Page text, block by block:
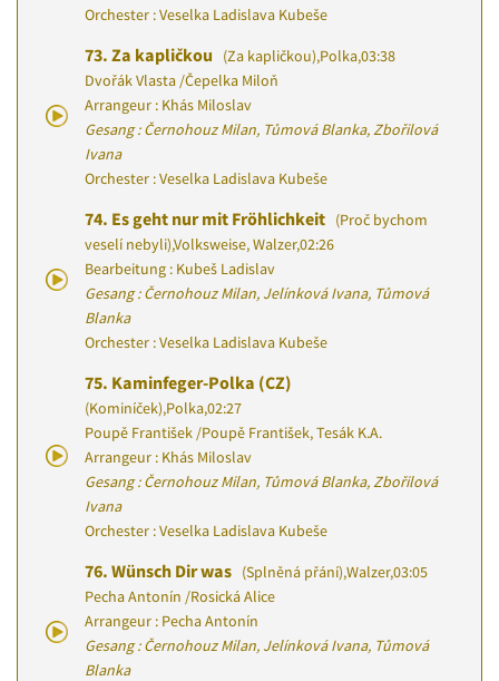
Orchester : Veselka Ladislava Kubeše
73. Za kapličkou (Za kapličkou),Polka,03:38
Dvořák Vlasta /Čepelka Miloň
Arrangeur : Khás Miloslav
Gesang : Černohouz Milan, Tůmová Blanka, Zbořilová
Ivana
Orchester : Veselka Ladislava Kubeše
74. Es geht nur mit Fröhlichkeit (Proč bychom
veselí nebyli),Volksweise, Walzer,02:26
Bearbeitung : Kubeš Ladislav
Gesang : Černohouz Milan, Jelínková Ivana, Tůmová
Blanka
Orchester : Veselka Ladislava Kubeše
75. Kaminfeger-Polka (CZ)
(Kominíček),Polka,02:27
Poupě František /Poupě František, Tesák K.A.
Arrangeur : Khás Miloslav
Gesang : Černohouz Milan, Tůmová Blanka, Zbořilová
Ivana
Orchester : Veselka Ladislava Kubeše
76. Wünsch Dir was (Splněná přání),Walzer,03:05
Pecha Antonín /Rosická Alice
Arrangeur : Pecha Antonín
Gesang : Černohouz Milan, Jelínková Ivana, Tůmová
Blanka